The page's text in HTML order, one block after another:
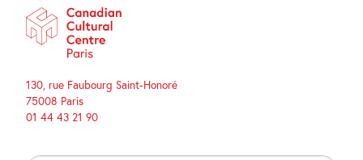
130, rue Faubourg Saint-Honoré
75008 Paris
01 44 43 21 90